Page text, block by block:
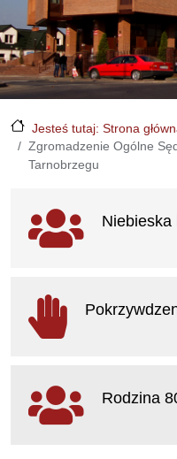
Jesteś tutaj: Strona
Zgromadzenie Ogólne
Tarnobrzegu
Ważne linki
Niebieska
Rodzina